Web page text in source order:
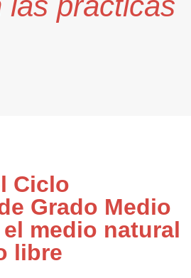
Ciclo
Grado Medio
medio natural
libre